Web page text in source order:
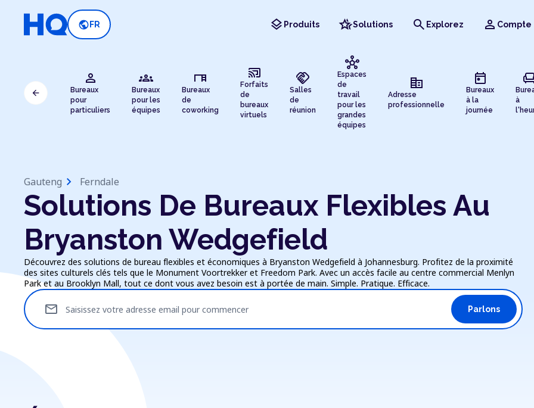
public FR layers Produits hotel_classSolutions search Explorez person Compte
person
Bureaux
pour
particuliers
groups
Bureaux
pour les
équipes
desk
Bureaux
de
coworking
cast_connected
Forfaits
de
bureaux
virtuels
handshake
Salles
de
réunion
hub
Espaces
de
travail
pour les
grandes
équipes
corporate_fare
Adresse
professionnelle
today
Bureaux
à la
journée
à
arrow_back
Gauteng chevron_right Ferndale
Solutions De Bureaux Flexibles Au
Bryanston Wedgefield
Découvrez des solutions de bureau flexibles et économiques à Bryanston Wedgefield à Johannesburg. Profitez de la proximité
des sites culturels clés tels que le Monument Voortrekker et Freedom Park. Avec un accès facile au centre commercial Menlyn
Park et au Brooklyn Mall, tout ce dont vous avez besoin est à portée de main. Simple. Pratique. Efficace.
Saisissez votre adresse email pour commencer
mail Parlons